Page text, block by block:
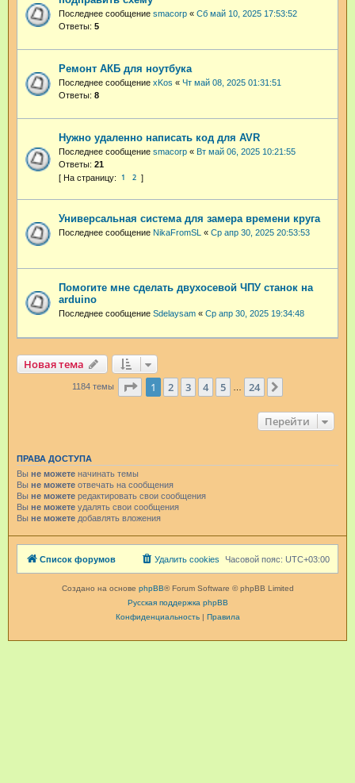
Последнее сообщение smacorp « Сб май 10, 2025 17:53:52
Ответы: 5
Ремонт АКБ для ноутбука
Последнее сообщение xKos « Чт май 08, 2025 01:31:51
Ответы: 8
Нужно удаленно написать код для AVR
Последнее сообщение smacorp « Вт май 06, 2025 10:21:55
Ответы: 21
1 2
Универсальная система для замера времени круга
Последнее сообщение NikaFromSL « Ср апр 30, 2025 20:53:53
Помогите мне сделать двухосевой ЧПУ станок на
arduino
Последнее сообщение Sdelaysam « Ср апр 30, 2025 19:34:48
Новая тема
1184 темы Страница из 24
1 2 3 4 5 24
Перейти
ПРАВА ДОСТУПА
Вы не можете начинать темы
Вы не можете отвечать на сообщения
Вы не можете редактировать свои сообщения
Вы не можете удалять свои сообщения
Вы не можете добавлять вложения
Список форумов Часовой пояс: UTC+03:00
Удалить cookies
Создано на основе phpBB® Forum Software © phpBB Limited
Русская поддержка phpBB
Конфиденциальность| Правила